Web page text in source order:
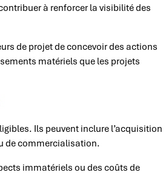
à renforcer la visibilité des
de projet de concevoir des actions
matériels que les projets
Ils peuvent inclure l’acquisition
de commercialisation.
immatériels ou des coûts de